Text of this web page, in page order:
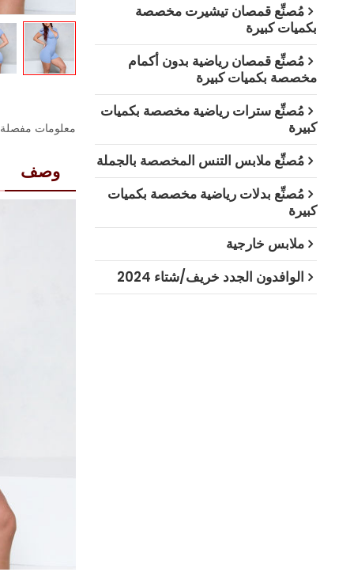
معلومات مفصلة
وصف
مُصنِّع قمصان تيشيرت مخصصة
بكميات كبيرة
مُصنِّع قمصان رياضية بدون أكمام
مخصصة بكميات كبيرة
مُصنِّع سترات رياضية مخصصة بكميات
كبيرة
مُصنِّع ملابس التنس المخصصة بالجملة
مُصنِّع بدلات رياضية مخصصة بكميات
كبيرة
ملابس خارجية
الوافدون الجدد خريف/شتاء 2024